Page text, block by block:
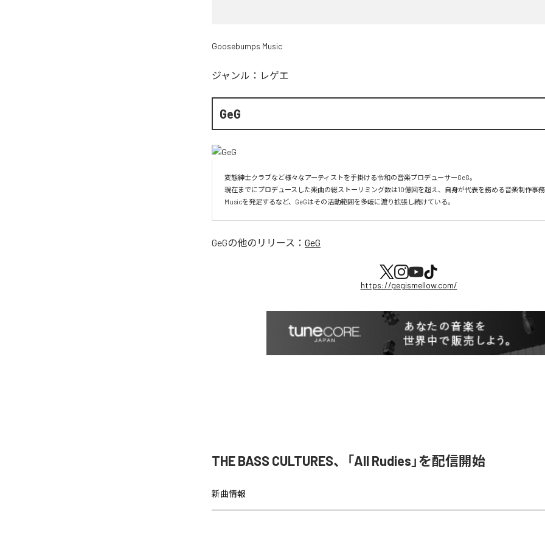
Goosebumps Music
ジャンル： レゲエ
GeG
変態紳士クラブなど様々なアーティストを手掛ける令和の音楽プロデューサーGeG。
現在までにプロデュースした楽曲の総ストーリミング数は10億回を超え、自身が代表を務める音楽制作事
Musicを発足するなど、GeGはその活動範囲を多岐に渡り拡張し続けている。
GeGの他のリリース： GeG
https://gegismellow.com/
THE BASS CULTURES、「All Rudies」を配信開始
新曲情報